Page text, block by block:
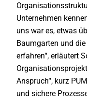
Unternehmen
uns war es, etwas
Baumgarten und
erfahren“, erläutert
Anspruch“, kurz
und sichere